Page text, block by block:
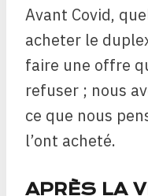
Avant Covid,
acheter le
faire une offre
refuser ; nous
ce que nous
l’ont acheté.
APRÈS LA